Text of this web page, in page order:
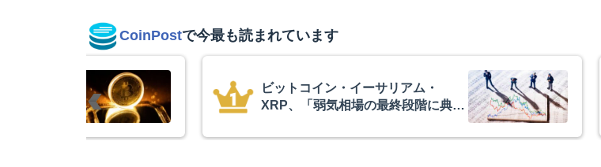
CoinPostで今最も読まれています
ビットコイン・イーサリアム・
XRP、「弱気相場の最終段階に典型